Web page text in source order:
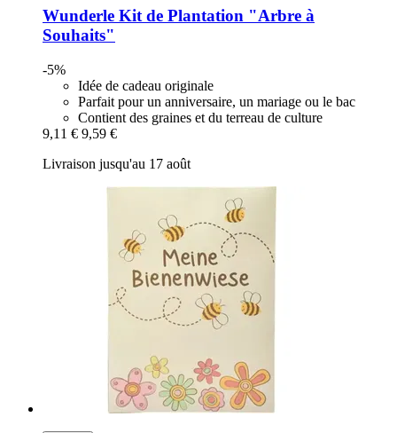
Wunderle Kit de Plantation "Arbre à
Souhaits"
-5%
Idée de cadeau originale
Parfait pour un anniversaire, un mariage ou le bac
Contient des graines et du terreau de culture
9,11 € 9,59 €
Livraison jusqu'au 17 août